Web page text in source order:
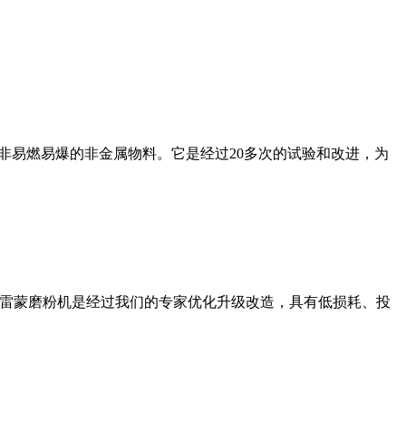
燃易爆的非金属物料。它是经过20多次的试验和改进，为
蒙磨粉机是经过我们的专家优化升级改造，具有低损耗、投